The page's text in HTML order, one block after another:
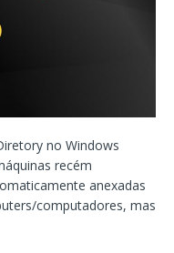
no Windows
recém
anexadas
computadores, mas